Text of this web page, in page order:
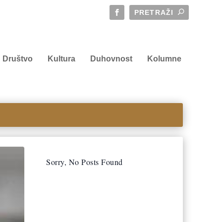
Društvo Kultura Duhovnost Kolumne
Sorry, No Posts Found